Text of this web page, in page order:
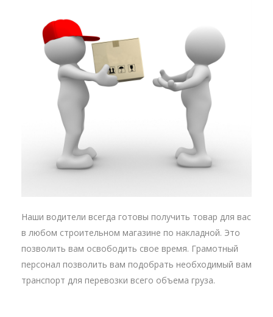
Наши водители всегда готовы получить товар для вас
в любом строительном магазине по накладной. Это
позволить вам освободить свое время. Грамотный
персонал позволить вам подобрать необходимый вам
транспорт для перевозки всего объема груза.